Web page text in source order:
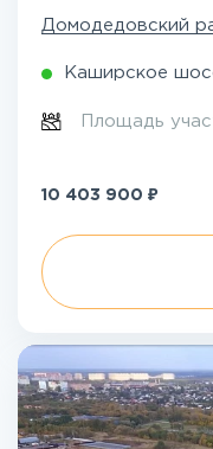
Домодедовский
Каширское
Площадь
10 403 900 ₽